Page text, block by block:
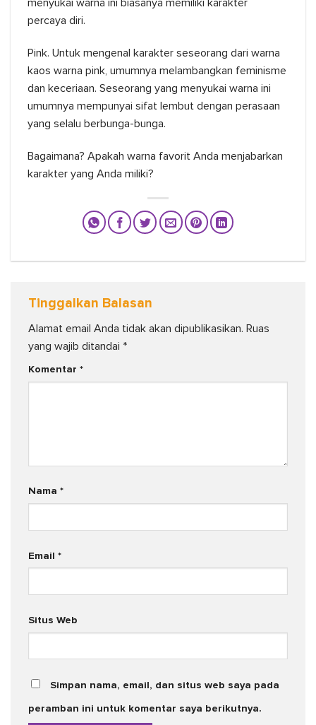
menyukai warna ini biasanya memiliki karakter
percaya diri.
Pink. Untuk mengenal karakter seseorang dari warna
kaos warna pink, umumnya melambangkan feminisme
dan keceriaan. Seseorang yang menyukai warna ini
umumnya mempunyai sifat lembut dengan perasaan
yang selalu berbunga-bunga.
Bagaimana? Apakah warna favorit Anda menjabarkan
karakter yang Anda miliki?
Tinggalkan Balasan
Alamat email Anda tidak akan dipublikasikan. Ruas
yang wajib ditandai *
Komentar *
Nama *
Email *
Situs Web
Simpan nama, email, dan situs web saya pada
peramban ini untuk komentar saya berikutnya.